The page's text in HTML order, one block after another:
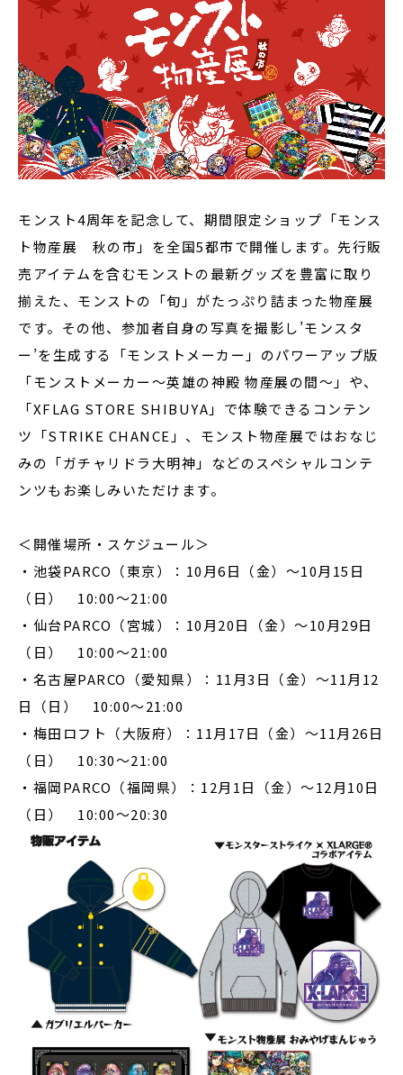
モンスト4周年を記念して、期間限定ショップ「モンス
ト物産展 秋の市」を全国5都市で開催します。先行販
売アイテムを含むモンストの最新グッズを豊富に取り
揃えた、モンストの「旬」がたっぷり詰まった物産展
です。その他、参加者自身の写真を撮影し’モンスタ
ー’を生成する「モンストメーカー」のパワーアップ版
「モンストメーカー～英雄の神殿 物産展の間～」や、
「XFLAG STORE SHIBUYA」で体験できるコンテン
ツ「STRIKE CHANCE」、モンスト物産展ではおなじ
みの「ガチャリドラ大明神」などのスペシャルコンテ
ンツもお楽しみいただけます。
＜開催場所・スケジュール＞
・池袋PARCO（東京）：10月6日（金）～10月15日
（日） 10:00～21:00
・仙台PARCO（宮城）：10月20日（金）～10月29日
（日） 10:00～21:00
・名古屋PARCO（愛知県）：11月3日（金）～11月12
日（日） 10:00～21:00
・梅田ロフト（大阪府）：11月17日（金）～11月26日
（日） 10:30～21:00
・福岡PARCO（福岡県）：12月1日（金）～12月10日
（日） 10:00～20:30